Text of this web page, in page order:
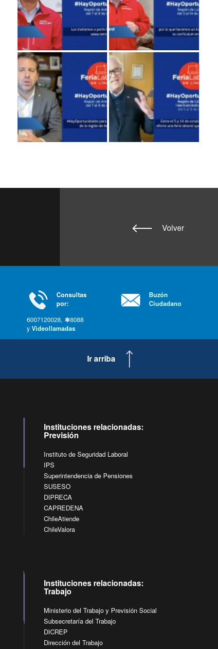
Volver
Consultas
por:
6007120028, ✽8088
y Videollamadas
Buzón
Ciudadano
Ir arriba
Instituciones relacionadas:
Previsión
Instituto de Seguridad Laboral
IPS
Superintendencia de Pensiones
SUSESO
DIPRECA
CAPREDENA
ChileAtiende
ChileValora
Instituciones relacionadas:
Trabajo
Ministerio del Trabajo y Previsión Social
Subsecretaría del Trabajo
DICREP
Dirección del Trabajo